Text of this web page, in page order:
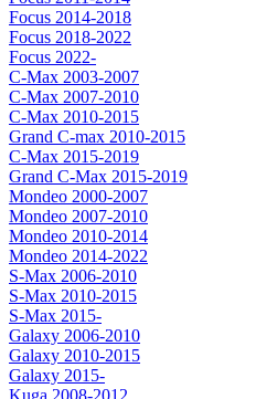
Focus 2014-2018
Focus 2018-2022
Focus 2022-
C-Max 2003-2007
C-Max 2007-2010
C-Max 2010-2015
Grand C-max 2010-2015
C-Max 2015-2019
Grand C-Max 2015-2019
Mondeo 2000-2007
Mondeo 2007-2010
Mondeo 2010-2014
Mondeo 2014-2022
S-Max 2006-2010
S-Max 2010-2015
S-Max 2015-
Galaxy 2006-2010
Galaxy 2010-2015
Galaxy 2015-
Kuga 2008-2012